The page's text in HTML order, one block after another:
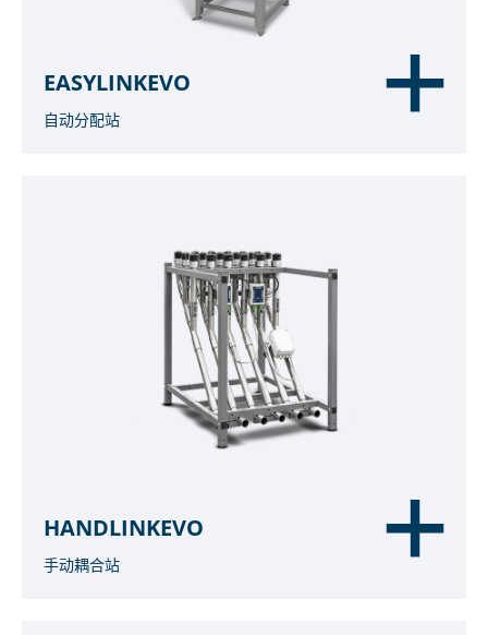
EASYLINKEVO
自动分配站
HANDLINKEVO
手动耦合站